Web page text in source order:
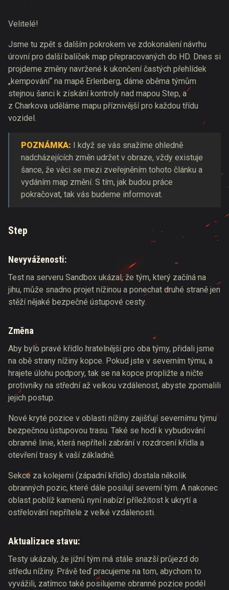
Velitelé!
Jsme tu zpět s dalším pokrokem ve zdokonalení návrhu
úrovní pro další balíček map přepracovaných do HD. Dnes si
projdeme změny navržené k ukončení častých přehlídek
„kempování“ na mapě Erlenberg, dáme oběma týmům
stejnou šanci k získání kontroly nad mapou Step, a
z Charkova uděláme mapu příznivější pro každou třídu
vozidel.
POZNÁMKA: I když se vás snažíme ohledně
nadcházejících změn udržet v obraze, vždy existuje
šance, že věci se mezi zveřejněním tohoto článku a
vydáním map změní. S tím, jak budou práce
pokračovat, tak vás budeme informovat.
Step
Nevyváženosti:
Test na serveru Sandbox ukázal, že tým, který začíná na
jihu, může snadno projet nížinou a ponechat druhé straně jen
stěží nějaké bezpečné ústupové cesty.
Změna
Aby bylo pravé křídlo hratelnější pro oba týmy, přidali jsme
na obě strany nížiny kopce. Pokud jste v severním týmu, a
hrajete úlohu podpory, tak se na kopce propližte a ničte
protivníky na střední až velkou vzdálenost, abyste zpomalili
jejich postup.
Nové kryté pozice v oblasti nížiny zajišťují severnímu týmu
bezpečnou ústupovou trasu. Také se hodí k vybudování
obranné linie, která nepříteli zabrání v rozdrcení křídla a
otevření trasy k vaší základně.
Sekce za kolejemi (západní křídlo) dostala několik
obranných pozic, které dále posilují severní tým. A nakonec
oblast poblíž kamenů nyní nabízí příležitost k ukrytí a
ostřelování nepřítele z velké vzdálenosti.
Aktualizace stavu:
Testy ukázaly, že jižní tým má stále snazší průjezd do
středu nížiny. Právě teď pracujeme na tom, abychom to
vyvážili, zatímco také posilujeme obranné pozice podél